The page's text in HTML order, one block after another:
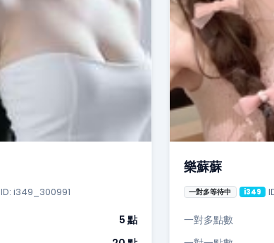
ID: i349_300991
5 點
樂蘇蘇
一對多等待中 i349
一對多點數